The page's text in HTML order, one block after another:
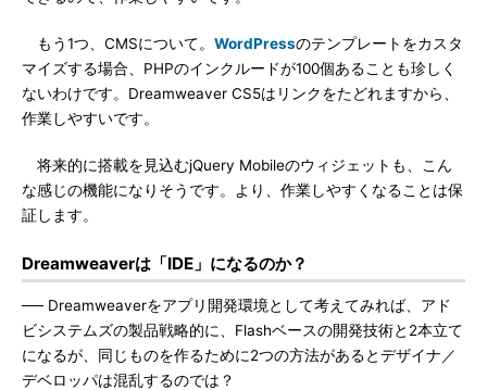
もう1つ、CMSについて。 WordPressのテンプレートをカスタ
マイズする場合、PHPのインクルードが100個あることも珍しく
ないわけです。Dreamweaver CS5はリンクをたどれますから、
作業しやすいです。
将来的に搭載を見込むjQuery Mobileのウィジェットも、こん
な感じの機能になりそうです。より、作業しやすくなることは保
証します。
Dreamweaverは「IDE」になるのか？
── Dreamweaverをアプリ開発環境として考えてみれば、アド
ビシステムズの製品戦略的に、Flashベースの開発技術と2本立て
になるが、同じものを作るために2つの方法があるとデザイナ／
デベロッパは混乱するのでは？